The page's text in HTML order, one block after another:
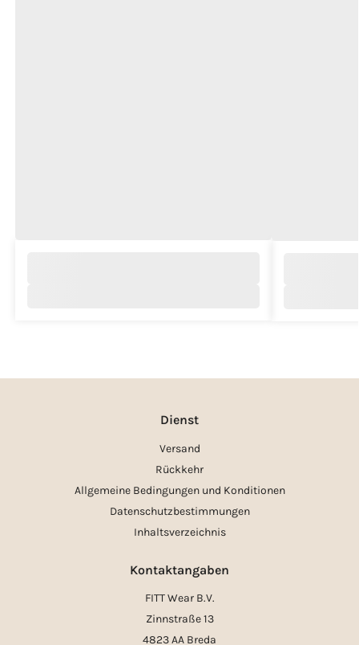
Dienst
Versand
Rückkehr
Allgemeine Bedingungen und Konditionen
Datenschutzbestimmungen
Inhaltsverzeichnis
Kontaktangaben
FITT Wear B.V.
Zinnstraße 13
4823 AA Breda